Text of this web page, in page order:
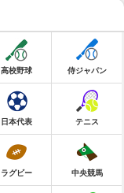
高校野球 侍ジャパン
日本代表 テニス
ラグビー 中央競馬